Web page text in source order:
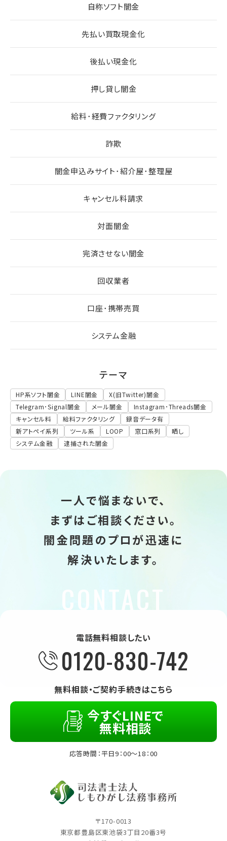
自称ソフト闇金
先払い買取現金化
後払い現金化
押し貸し闇金
給料･経費ファクタリング
詐欺
闇金申込みサイト･紹介屋･整理屋
キャンセル料請求
対面闇金
完済させない闇金
回収業者
口座･携帯売買
システム金融
テーマ
HP系ソフト闇金 LINE闇金
X(旧Twitter)闇金
Telegram･Signal闇金
メール闇金
Instagram･Threads闇金
キャンセル料
給料ファクタリング
録音データ有
新アトペイ系列
ツール系 LOOP 窓口系列
晒し
システム金融
逮捕された闇金
一人で悩まないで、
まずはご相談ください。
闇金問題のプロが迅速に
解決いたします。
電話無料相談したい
0120-830-742
無料相談・ご契約手続きはこちら
今すぐLINEで
無料相談
応答時間：平日9：00～18：00
〒170-0013
東京都豊島区東池袋3丁⽬20番3号